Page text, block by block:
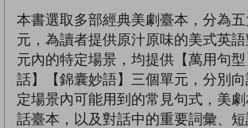
本書選取多部經典美劇臺本，分為
元，為讀者提供原汁原味的美式英
元內的特定場景，均提供【萬用句
話】【錦囊妙語】三個單元，分別
定場景內可能用到的常見句式，美
話臺本，以及對話中的重要詞彙、